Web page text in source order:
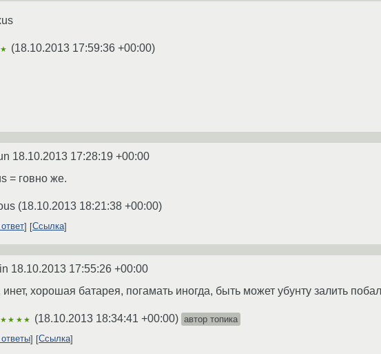
(18.10.2013 17:59:36 +00:00)
18.10.2013 17:28:19 +00:00
= говно же.
(18.10.2013 18:21:38 +00:00)
ответ Ссылка
18.10.2013 17:55:26 +00:00
инет, хорошая батарея, погамать иногда, быть может убунту залить
(18.10.2013 18:34:41 +00:00) автор топика
ответы
Ссылка